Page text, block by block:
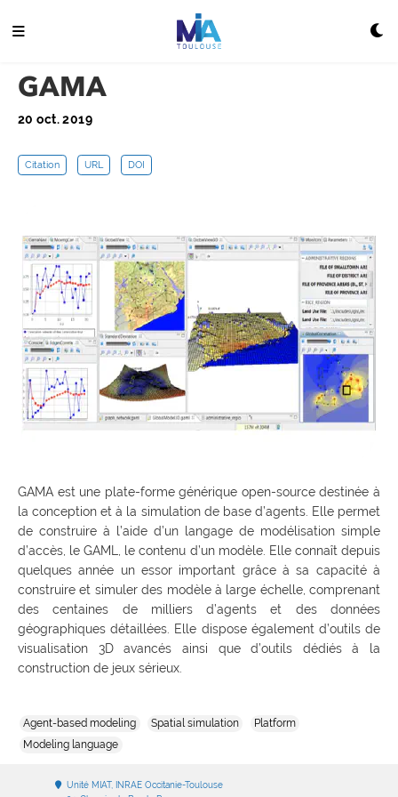
GAMA
20 oct. 2019
Citation URL DOI
GAMA est une plate-forme générique open-source destinée à
la conception et à la simulation de base d’agents. Elle permet
de construire à l’aide d’un langage de modélisation simple
d’accès, le GAML, le contenu d’un modèle. Elle connaît depuis
quelques année un essor important grâce à sa capacité à
construire et simuler des modèle à large échelle, comprenant
des centaines de milliers d’agents et des données
géographiques détaillées. Elle dispose également d’outils de
visualisation 3D avancés ainsi que d’outils dédiés à la
construction de jeux sérieux.
Agent-based modeling Spatial simulation
Platform
Modeling language
Unité MIAT, INRAE Occitanie-Toulouse